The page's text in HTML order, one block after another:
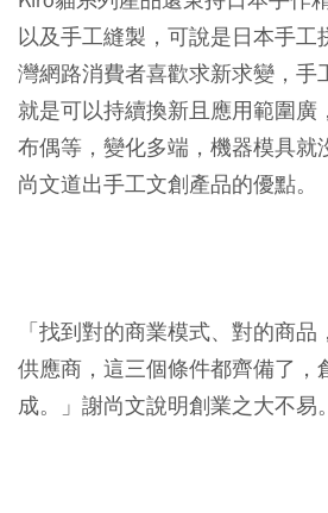
以及手工縫製，可說是日本手工
灣網路消費者喜歡求新求變，手
就是可以持續換新且應用範圍廣
布偶等，變化多端，機器模具就
尚文道出手工文創產品的優點。
「找到對的商業模式、對的商
供應商，這三個條件都齊備了，
成。」謝尚文說明創業之大不易。